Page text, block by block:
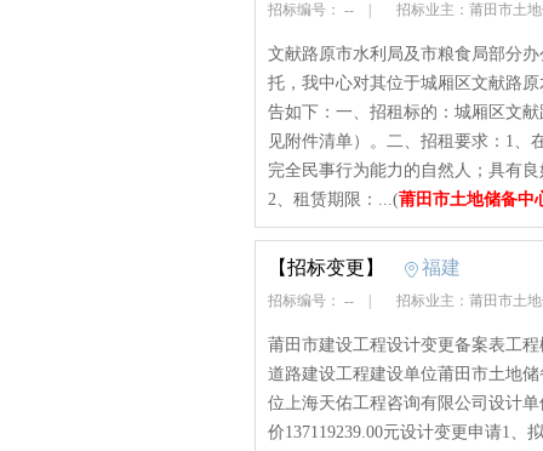
招标编号： -- 招标业主：莆田市土
文献路原市水利局及市粮食局部分
托，我中心对其位于城厢区文献路
告如下：一、招租标的：城厢区文
见附件清单）。二、招租要求：1、
完全民事行为能力的自然人；具有
2、租赁期限：...(莆田市土地储备中
【招标变更】 福建
招标编号： -- 招标业主：莆田市土
莆田市建设工程设计变更备案表工
道路建设工程建设单位莆田市土地
位上海天佑工程咨询有限公司设计
价137119239.00元设计变更申请1、